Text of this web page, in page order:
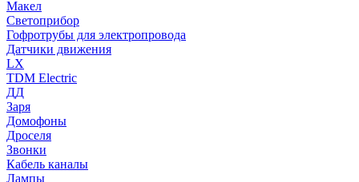
Макел
Светоприбор
Гофротрубы для электропровода
Датчики движения
LX
TDM Electric
ДД
Заря
Домофоны
Дроселя
Звонки
Кабель каналы
Лампы